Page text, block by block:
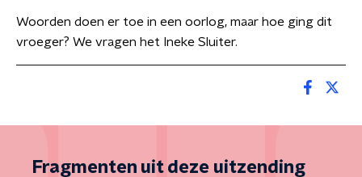
Woorden doen er toe in een oorlog, maar hoe ging dit
vroeger? We vragen het Ineke Sluiter.
Fragmenten uit deze uitzending